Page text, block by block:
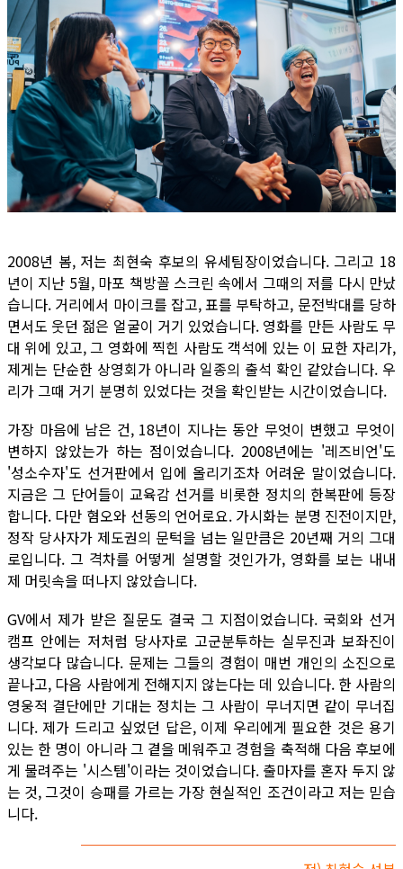
2008년 봄, 저는 최현숙 후보의 유세팀장이었습니다. 그리고 18
년이 지난 5월, 마포 책방꼴 스크린 속에서 그때의 저를 다시 만났
습니다. 거리에서 마이크를 잡고, 표를 부탁하고, 문전박대를 당하
면서도 웃던 젊은 얼굴이 거기 있었습니다. 영화를 만든 사람도 무
대 위에 있고, 그 영화에 찍힌 사람도 객석에 있는 이 묘한 자리가,
제게는 단순한 상영회가 아니라 일종의 출석 확인 같았습니다. 우
리가 그때 거기 분명히 있었다는 것을 확인받는 시간이었습니다.
가장 마음에 남은 건, 18년이 지나는 동안 무엇이 변했고 무엇이
변하지 않았는가 하는 점이었습니다. 2008년에는 '레즈비언'도
'성소수자'도 선거판에서 입에 올리기조차 어려운 말이었습니다.
지금은 그 단어들이 교육감 선거를 비롯한 정치의 한복판에 등장
합니다. 다만 혐오와 선동의 언어로요. 가시화는 분명 진전이지만,
정작 당사자가 제도권의 문턱을 넘는 일만큼은 20년째 거의 그대
로입니다. 그 격차를 어떻게 설명할 것인가가, 영화를 보는 내내
제 머릿속을 떠나지 않았습니다.
GV에서 제가 받은 질문도 결국 그 지점이었습니다. 국회와 선거
캠프 안에는 저처럼 당사자로 고군분투하는 실무진과 보좌진이
생각보다 많습니다. 문제는 그들의 경험이 매번 개인의 소진으로
끝나고, 다음 사람에게 전해지지 않는다는 데 있습니다. 한 사람의
영웅적 결단에만 기대는 정치는 그 사람이 무너지면 같이 무너집
니다. 제가 드리고 싶었던 답은, 이제 우리에게 필요한 것은 용기
있는 한 명이 아니라 그 곁을 메워주고 경험을 축적해 다음 후보에
게 물려주는 '시스템'이라는 것이었습니다. 출마자를 혼자 두지 않
는 것, 그것이 승패를 가르는 가장 현실적인 조건이라고 저는 믿습
니다.